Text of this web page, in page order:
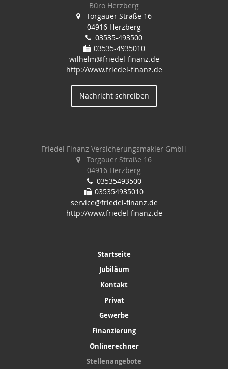
Büro Herzberg
Torgauer Straße 16
04916 Herzberg
03535-493500
03535-4935010
wilhelm@friedel-finanz.de
http://www.friedel-finanz.de
Nachricht schreiben
Friedel Finanz Versicherungsmakler GmbH
Torgauer Straße 16
04916 Herzberg
03535493500
035354935010
service@friedel-finanz.de
http://www.friedel-finanz.de
Startseite
Jubiläum
Kontakt
Privat
Gewerbe
Finanzierung
Onlinerechner
Stellenangebote